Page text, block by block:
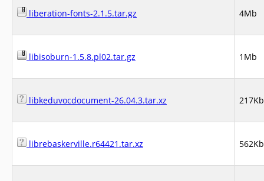
liberation-fonts-2.1.5.tar.gz 4Mb
libisoburn-1.5.8.pl02.tar.gz 1Mb
libkeduvocdocument-26.04.3.tar.xz 217Kb
librebaskerville.r64421.tar.xz 562Kb